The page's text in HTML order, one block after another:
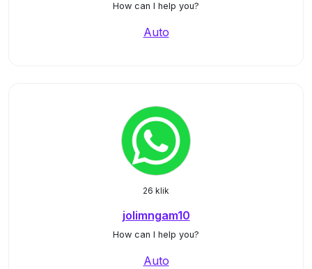
How can I help you?
Auto
26 klik
jolimngam10
How can I help you?
Auto